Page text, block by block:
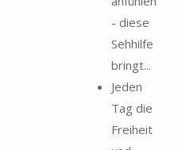
- diese
Sehhilfe
bringt...
Jeden
Tag die
Freiheit